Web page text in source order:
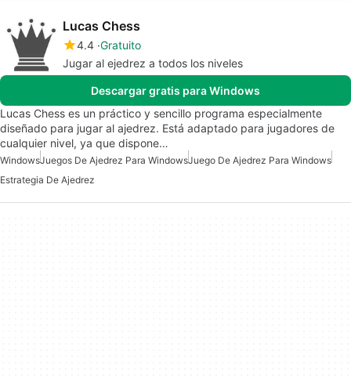
Lucas Chess
4.4 Gratuito
Jugar al ejedrez a todos los niveles
Descargar gratis para Windows
Lucas Chess es un práctico y sencillo programa especialmente
diseñado para jugar al ajedrez. Está adaptado para jugadores de
cualquier nivel, ya que dispone…
WindowsJuegos De Ajedrez Para WindowsJuego De Ajedrez Para Windows
Estrategia De Ajedrez